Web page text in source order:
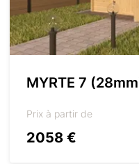
MYRTE 7
Prix à partir de
2058 €